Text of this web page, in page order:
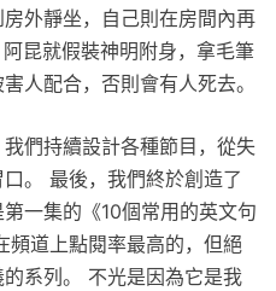
外靜坐，自己則在房間內再
昆就假裝神明附身，拿毛筆
人配合，否則會有人死去。
們持續設計各種節目，從失
。 最後，我們終於創造了
一集的《10個常用的英文句
頻道上點閱率最高的，但絕
系列。 不光是因為它是我